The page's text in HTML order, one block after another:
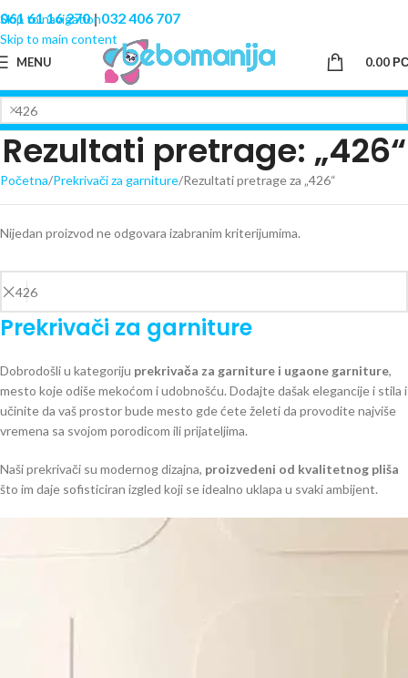
Skip to navigation
Skip to main content
061 61 16 270|032 406 707
MENU 0.00
Rezultati pretrage: „426“
Početna Prekrivači za garniture Rezultati pretrage za „426“
Nijedan proizvod ne odgovara izabranim kriterijumima.
Prekrivači za garniture
Dobrodošli u kategoriju prekrivača za garniture i ugaone garniture,
mesto koje odiše mekoćom i udobnošću. Dodajte dašak elegancije i stila i
učinite da vaš prostor bude mesto gde ćete želeti da provodite najviše
vremena sa svojom porodicom ili prijateljima.
Naši prekrivači su modernog dizajna, proizvedeni od kvalitetnog pliša
što im daje sofisticiran izgled koji se idealno uklapa u svaki ambijent.